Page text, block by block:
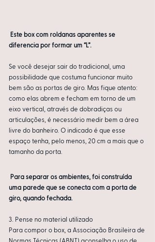
Este box com roldanas aparentes se
diferencia por formar um “L”.
Se você desejar sair do tradicional, uma
possibilidade que costuma funcionar muito
bem são as portas de giro. Mas fique atento:
como elas abrem e fecham em torno de um
eixo vertical, através de dobradiças ou
articulações, é necessário medir bem a área
livre do banheiro. O indicado é que esse
espaço tenha, pelo menos, 20 cm a mais que o
tamanho da porta.
Para separar os ambientes, foi construída
uma parede que se conecta com a porta de
giro, quando fechada.
3. Pense no material utilizado
Para compor o box, a Associação Brasileira de